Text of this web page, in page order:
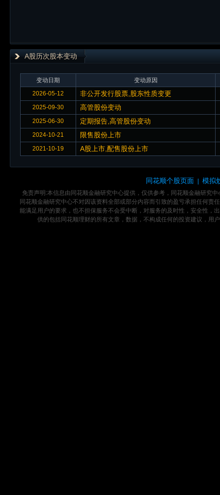
A股历次股本变动
变动日期
变动原因
2026-05-12
非公开发行股票,股东性质变更
2025-09-30 高管股份变动
2025-06-30 定期报告,高管股份变动
2024-10-21 限售股份上市
2021-10-19 A股上市,配售股份上市
同花顺个股页面 模拟
免责声明:本信息由同花顺金融研究中心提供，仅供参考，同花顺金融研究
同花顺金融研究中心不对因该资料全部或部分内容而引致的盈亏承担任何
能满足用户的要求，也不担保服务不会受中断，对服务的及时性，安全性，
供的包括同花顺理财的所有文章，数据，不构成任何的投资建议，用